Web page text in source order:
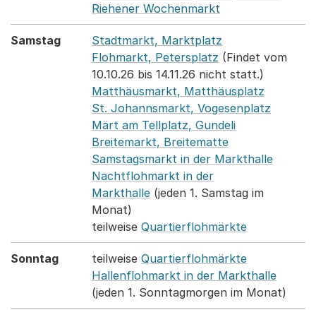
Riehener Wochenmarkt
Samstag
Stadtmarkt, Marktplatz
Flohmarkt, Petersplatz (Findet vom
10.10.26 bis 14.11.26 nicht statt.)
Matthäusmarkt, Matthäusplatz
St. Johannsmarkt, Vogesenplatz
Märt am Tellplatz, Gundeli
Breitemarkt, Breitematte
Samstagsmarkt in der Markthalle
Nachtflohmarkt in der
Markthalle (jeden 1. Samstag im
Monat)
teilweise Quartierflohmärkte
Sonntag teilweise Quartierflohmärkte
Hallenflohmarkt in der Markthalle
(jeden 1. Sonntagmorgen im Monat)